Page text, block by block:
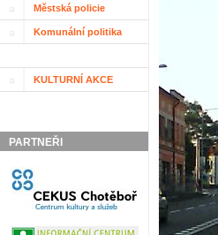
Městská policie
Komunální politika
KULTURNÍ AKCE
PARTNEŘI